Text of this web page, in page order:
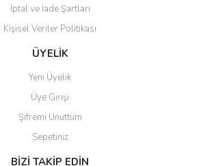
Gönder
İptal ve İade Şartları
Kişisel Veriler Politikası
ÜYELİK
Yeni Üyelik
Üye Girişi
Şifremi Unuttum
Sepetiniz
BİZİ TAKİP EDİN